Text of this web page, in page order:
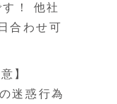
！ 他社
合わせ可
】
迷惑行為